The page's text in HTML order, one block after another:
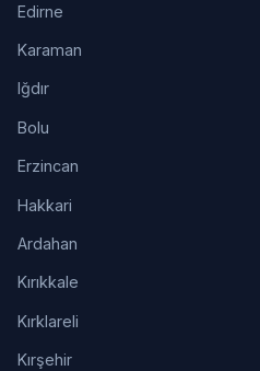
Edirne
Karaman
Iğdır
Bolu
Erzincan
Hakkari
Ardahan
Kırıkkale
Kırklareli
Kırşehir